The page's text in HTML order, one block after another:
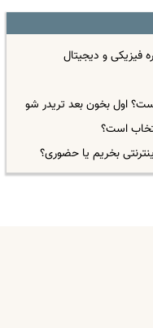
فیزیکی و دیجیتال
اول بخون بعد تریدر شو
بخریم یا حضوری؟